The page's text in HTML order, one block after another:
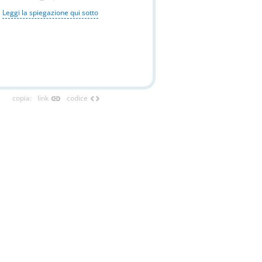
Leggi la spiegazione qui sotto
copia: link link codice code